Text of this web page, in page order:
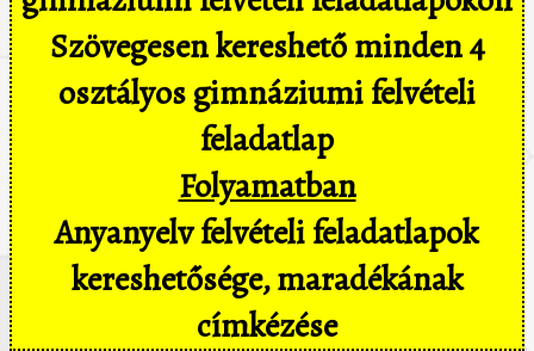
Szövegesen kereshető minden 4
osztályos gimnáziumi felvételi
feladatlap
Folyamatban
Anyanyelv felvételi feladatlapok
kereshetősége, maradékának
címkézése